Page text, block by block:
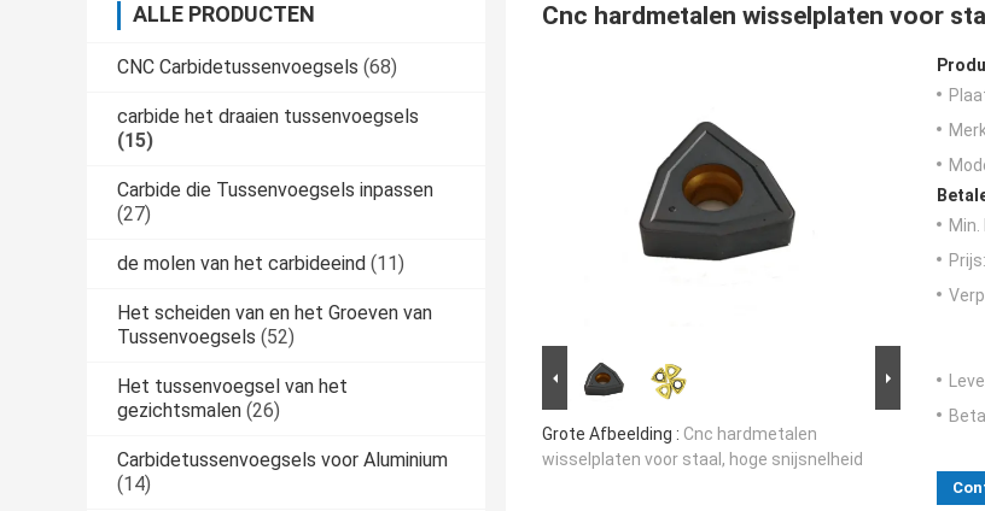
ALLE PRODUCTEN
CNC Carbidetussenvoegsels (68)
carbide het draaien tussenvoegsels
(15)
Carbide die Tussenvoegsels inpassen
(27)
de molen van het carbideeind (11)
Het scheiden van en het Groeven van
Tussenvoegsels (52)
Het tussenvoegsel van het
gezichtsmalen (26)
Carbidetussenvoegsels voor Aluminium
(14)
Cnc hardmetalen wisselplaten voor
Grote Afbeelding : Cnc hardmetalen
wisselplaten voor staal, hoge snijsnelheid
Prijs: